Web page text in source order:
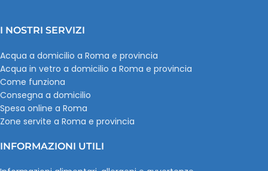
I NOSTRI SERVIZI
Acqua a domicilio a Roma e provincia
Acqua in vetro a domicilio a Roma e provincia
Come funziona
Consegna a domicilio
Spesa online a Roma
Zone servite a Roma e provincia
INFORMAZIONI UTILI